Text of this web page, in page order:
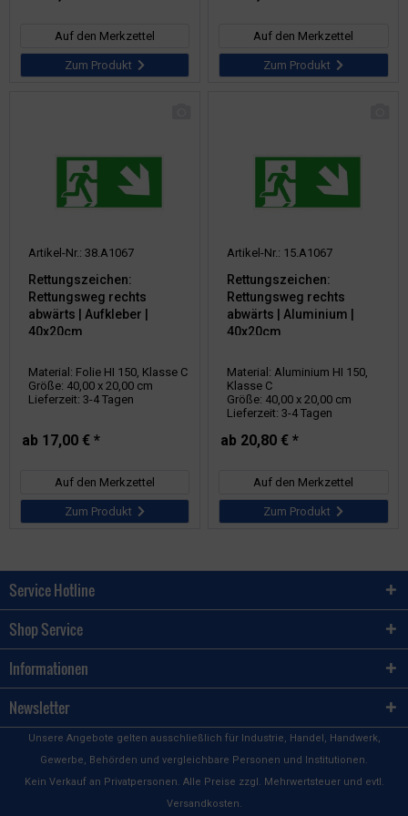
Auf den Merkzettel
Zum Produkt
Auf den Merkzettel
Zum Produkt
Artikel-Nr.: 38.A1067
Rettungszeichen:
Rettungsweg rechts
abwärts | Aufkleber |
40x20cm
Material: Folie HI 150, Klasse C
Größe: 40,00 x 20,00 cm
Lieferzeit: 3-4 Tagen
ab 17,00 € *
Auf den Merkzettel
Zum Produkt
Artikel-Nr.: 15.A1067
Rettungszeichen:
Rettungsweg rechts
abwärts | Aluminium |
40x20cm
Material: Aluminium HI 150,
Klasse C
Größe: 40,00 x 20,00 cm
Lieferzeit: 3-4 Tagen
ab 20,80 € *
Auf den Merkzettel
Zum Produkt
Service Hotline
Shop Service
Informationen
Newsletter
Unsere Angebote gelten ausschließlich für Industrie, Handel, Handwerk,
Gewerbe, Behörden und vergleichbare Personen und Institutionen.
Kein Verkauf an Privatpersonen. Alle Preise zzgl. Mehrwertsteuer und evtl.
Versandkosten.